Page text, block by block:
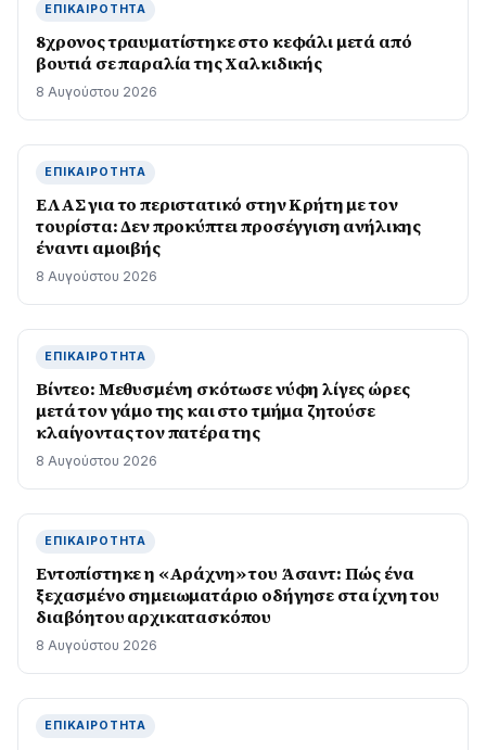
ΕΠΙΚΑΙΡΌΤΗΤΑ
8χρονος τραυματίστηκε στο κεφάλι μετά από
βουτιά σε παραλία της Χαλκιδικής
8 Αυγούστου 2026
ΕΠΙΚΑΙΡΌΤΗΤΑ
ΕΛΑΣ για το περιστατικό στην Κρήτη με τον
τουρίστα: Δεν προκύπτει προσέγγιση ανήλικης
έναντι αμοιβής
8 Αυγούστου 2026
ΕΠΙΚΑΙΡΌΤΗΤΑ
Βίντεο: Μεθυσμένη σκότωσε νύφη λίγες ώρες
μετά τον γάμο της και στο τμήμα ζητούσε
κλαίγοντας τον πατέρα της
8 Αυγούστου 2026
ΕΠΙΚΑΙΡΌΤΗΤΑ
Εντοπίστηκε η «Αράχνη» του Άσαντ: Πώς ένα
ξεχασμένο σημειωματάριο οδήγησε στα ίχνη του
διαβόητου αρχικατασκόπου
8 Αυγούστου 2026
ΕΠΙΚΑΙΡΌΤΗΤΑ